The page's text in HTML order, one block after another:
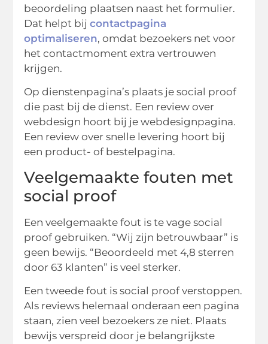
beoordeling plaatsen naast het formulier.
Dat helpt bijcontactpagina
optimaliseren, omdat bezoekers net voor
het contactmoment extra vertrouwen
krijgen.
Op dienstenpagina’s plaats je social proof
die past bij de dienst. Een review over
webdesign hoort bij je webdesignpagina.
Een review over snelle levering hoort bij
een product- of bestelpagina.
Veelgemaakte fouten met
social proof
Een veelgemaakte fout is te vage social
proof gebruiken. “Wij zijn betrouwbaar” is
geen bewijs. “Beoordeeld met 4,8 sterren
door 63 klanten” is veel sterker.
Een tweede fout is social proof verstoppen.
Als reviews helemaal onderaan een pagina
staan, zien veel bezoekers ze niet. Plaats
bewijs verspreid door je belangrijkste